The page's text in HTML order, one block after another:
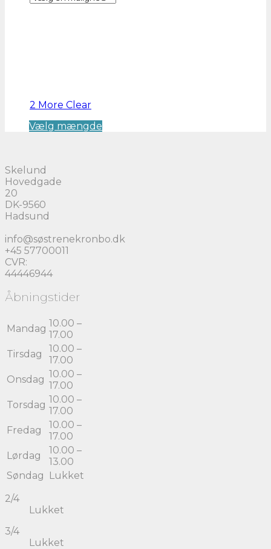
2 More Clear
Vælg mængde
Skelund
Hovedgade
20
DK-9560
Hadsund
info@søstrenekronbo.dk
+45 57700011
CVR:
44446944
Åbningstider
Mandag 10.00 –
17.00
Tirsdag
10.00 –
17.00
Onsdag 10.00 –
17.00
Torsdag 10.00 –
17.00
Fredag
10.00 –
17.00
Lørdag
10.00 –
13.00
Søndag
Lukket
2/4
Lukket
3/4
Lukket